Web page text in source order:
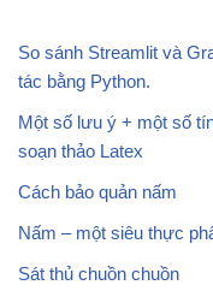
So sánh Streamlit và
tác bằng Python.
Một số lưu ý + một số
soạn thảo Latex
Cách bảo quản nấm
Nấm – một siêu thực
Sát thủ chuồn chuồn